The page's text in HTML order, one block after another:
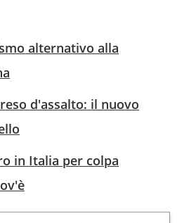
alternativo alla
d'assalto: il nuovo
in Italia per colpa